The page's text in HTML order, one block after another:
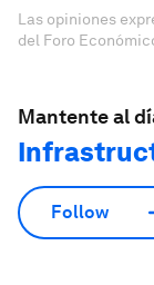
Las opiniones
del Foro
Mantente al
Follow